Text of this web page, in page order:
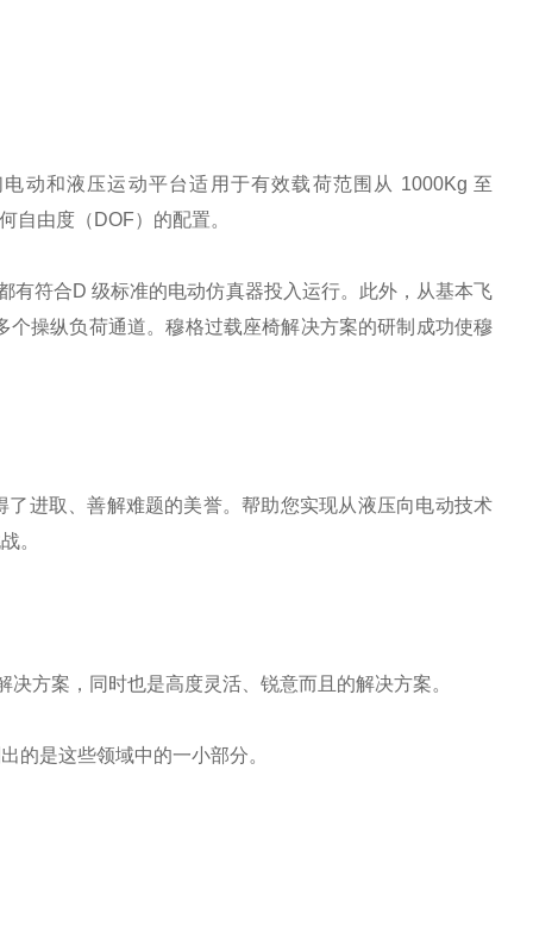
动和液压运动平台适用于有效载荷范围从 1000Kg 至
自由度（DOF）的配置。
有符合D 级标准的电动仿真器投入运行。此外，从基本飞
操纵负荷通道。穆格过载座椅解决方案的研制成功使穆
进取、善解难题的美誉。帮助您实现从液压向电动技术
。
方案，同时也是高度灵活、锐意而且的解决方案。
的是这些领域中的一小部分。